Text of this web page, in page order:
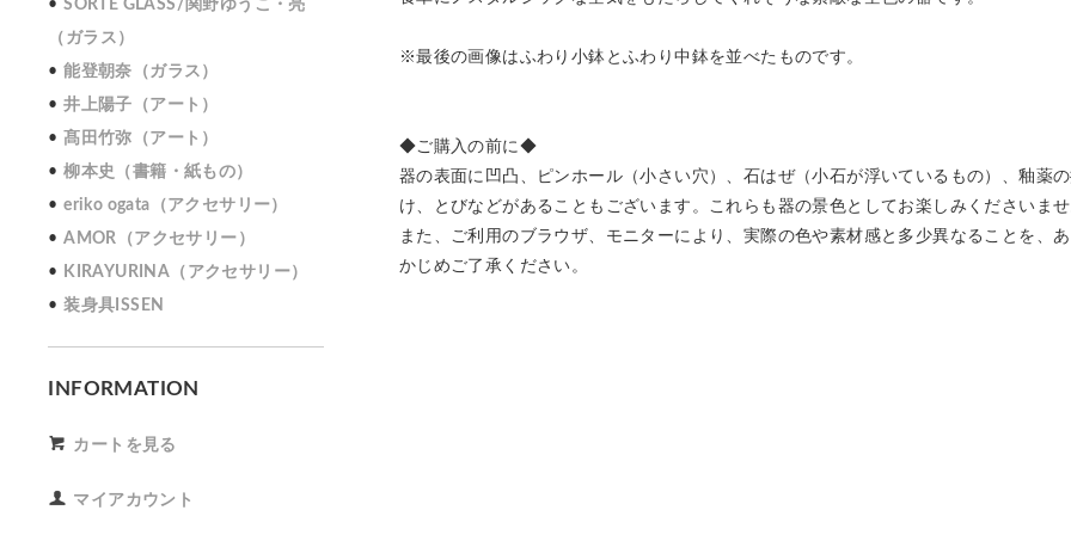
SORTE GLASS/関野ゆうこ・亮
（ガラス）
能登朝奈（ガラス）
井上陽子（アート）
髙田竹弥（アート）
柳本史（書籍・紙もの）
eriko ogata（アクセサリー）
AMOR（アクセサリー）
KIRAYURINA（アクセサリー）
装身具ISSEN
INFORMATION
カートを見る
マイアカウント
※最後の画像はふわり小鉢とふわり中鉢を並べたものです。
◆ご購入の前に◆
器の表面に凹凸、ピンホール（小さい穴）、石はぜ（小石が浮いているもの）、釉薬の
け、とびなどがあることもございます。これらも器の景色としてお楽しみくださいませ
また、ご利用のブラウザ、モニターにより、実際の色や素材感と多少異なることを、あ
かじめご了承ください。